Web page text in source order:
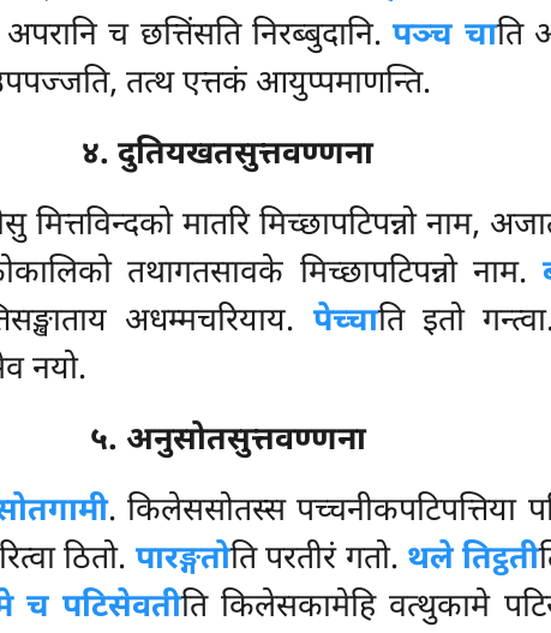
च छत्तिंसति निरब्बुदानि.पञ्च चाति
तत्थ एत्तकं आयुप्पमाणन्ति.
४. दुतियखतसुत्तवण्णना
मित्तविन्दको मातरि मिच्छापटिपन्नो नाम,
तथागतसावके मिच्छापटिपन्नो नाम.
अधम्मचरियाय. पेच्चाति इतो
नयो.
५. अनुसोतसुत्तवण्णना
. किलेससोतस्स पच्चनीकपटिपत्तिया
ठितो. पारङ्गतोति परतीरं गतो. थले तिट्ठती
च पटिसेवतीति किलेसकामेहि वत्थुकामे